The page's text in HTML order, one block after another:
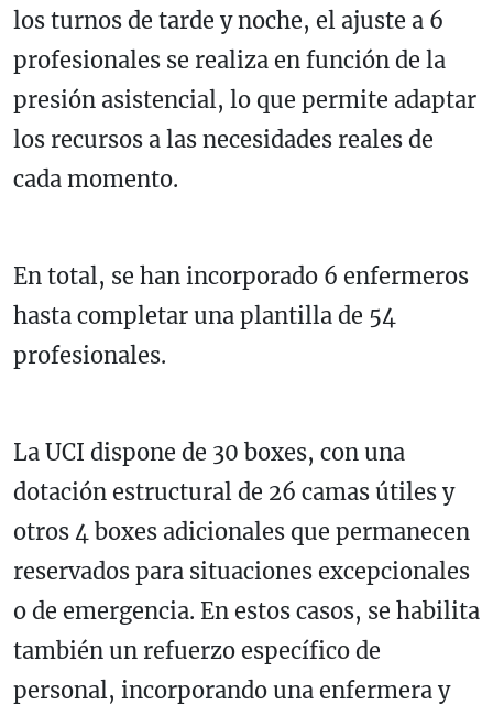
los turnos de tarde y noche, el ajuste a 6
profesionales se realiza en función de la
presión asistencial, lo que permite adaptar
los recursos a las necesidades reales de
cada momento.
En total, se han incorporado 6 enfermeros
hasta completar una plantilla de 54
profesionales.
La UCI dispone de 30 boxes, con una
dotación estructural de 26 camas útiles y
otros 4 boxes adicionales que permanecen
reservados para situaciones excepcionales
o de emergencia. En estos casos, se habilita
también un refuerzo específico de
personal, incorporando una enfermera y